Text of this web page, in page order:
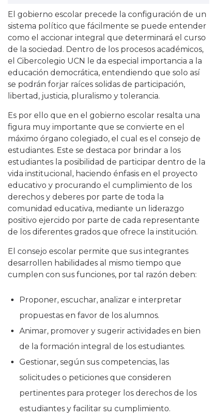
El gobierno escolar precede la configuración de un
sistema político que fácilmente se puede entender
como el accionar integral que determinará el curso
de la sociedad. Dentro de los procesos académicos,
el Cibercolegio UCN le da especial importancia a la
educación democrática, entendiendo que solo así
se podrán forjar raíces solidas de participación,
libertad, justicia, pluralismo y tolerancia.
Es por ello que en el gobierno escolar resalta una
figura muy importante que se convierte en el
máximo órgano colegiado, el cual es el consejo de
estudiantes. Este se destaca por brindar a los
estudiantes la posibilidad de participar dentro de la
vida institucional, haciendo énfasis en el proyecto
educativo y procurando el cumplimiento de los
derechos y deberes por parte de toda la
comunidad educativa, mediante un liderazgo
positivo ejercido por parte de cada representante
de los diferentes grados que ofrece la institución.
El consejo escolar permite que sus integrantes
desarrollen habilidades al mismo tiempo que
cumplen con sus funciones, por tal razón deben:
Proponer, escuchar, analizar e interpretar
propuestas en favor de los alumnos.
Animar, promover y sugerir actividades en bien
de la formación integral de los estudiantes.
Gestionar, según sus competencias, las
solicitudes o peticiones que consideren
pertinentes para proteger los derechos de los
estudiantes y facilitar su cumplimiento.